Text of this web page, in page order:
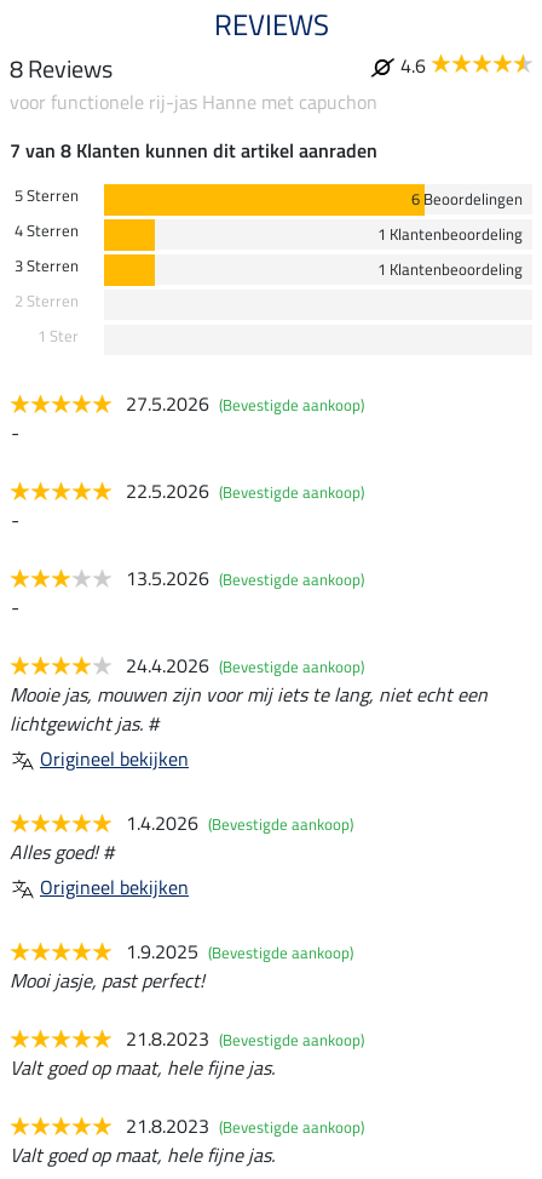
REVIEWS
8 Reviews
4.6
voor functionele rij-jas Hanne met capuchon
7 van 8 Klanten kunnen dit artikel aanraden
5 Sterren
6 Beoordelingen
4 Sterren
1 Klantenbeoordeling
3 Sterren
1 Klantenbeoordeling
2 Sterren
1 Ster
27.5.2026 (Bevestigde aankoop)
-
22.5.2026 (Bevestigde aankoop)
-
13.5.2026 (Bevestigde aankoop)
-
24.4.2026 (Bevestigde aankoop)
Mooie jas, mouwen zijn voor mij iets te lang, niet echt een
lichtgewicht jas. #
Origineel bekijken
1.4.2026 (Bevestigde aankoop)
Alles goed! #
Origineel bekijken
1.9.2025 (Bevestigde aankoop)
Mooi jasje, past perfect!
21.8.2023 (Bevestigde aankoop)
Valt goed op maat, hele fijne jas.
21.8.2023 (Bevestigde aankoop)
Valt goed op maat, hele fijne jas.